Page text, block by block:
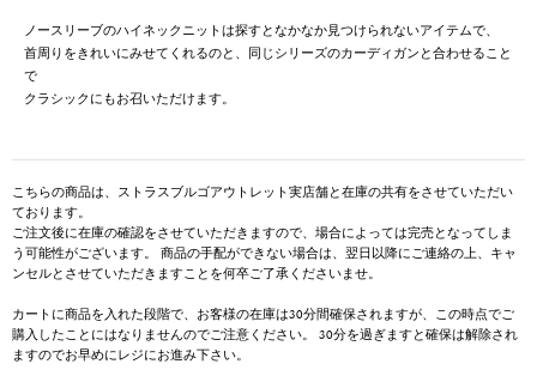
ノースリーブのハイネックニットは探すとなかなか見つけられないアイテムで、
首周りをきれいにみせてくれるのと、同じシリーズのカーディガンと合わせること
で
クラシックにもお召いただけます。
こちらの商品は、ストラスブルゴアウトレット実店舗と在庫の共有をさせていただい
ております。
ご注文後に在庫の確認をさせていただきますので、場合によっては完売となってしま
う可能性がございます。 商品の手配ができない場合は、翌日以降にご連絡の上、キャ
ンセルとさせていただきますことを何卒ご了承くださいませ。
カートに商品を入れた段階で、お客様の在庫は30分間確保されますが、この時点でご
購入したことにはなりませんのでご注意ください。 30分を過ぎますと確保は解除され
ますのでお早めにレジにお進み下さい。